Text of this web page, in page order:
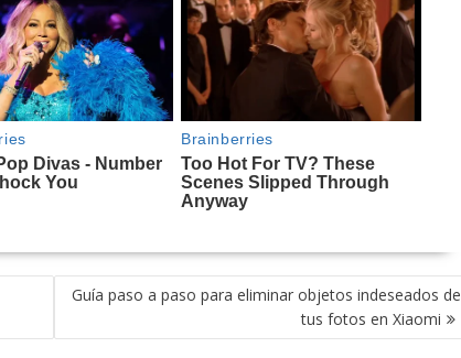
Guía paso a paso para eliminar objetos indeseados de
tus fotos en Xiaomi